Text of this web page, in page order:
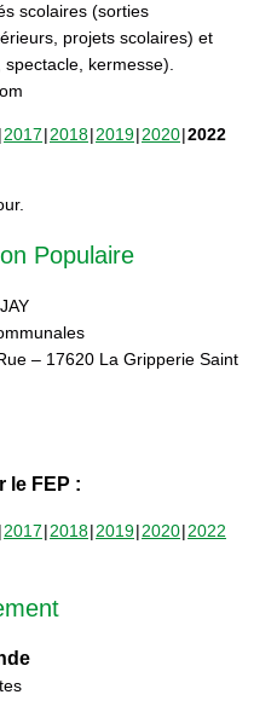
scolaires (sorties
projets scolaires) et
kermesse).
2017 2018 2019 2020 2022
Populaire
– 17620 La Gripperie Saint
le FEP :
2017 2018 2019 2020 2022